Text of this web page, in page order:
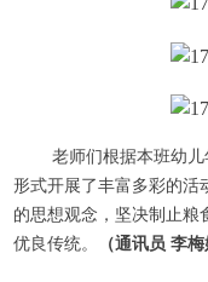
老师们根据本班幼
形式开展了丰富多彩的活
的思想观念，坚决制止粮
优良传统。
（通讯员 李梅